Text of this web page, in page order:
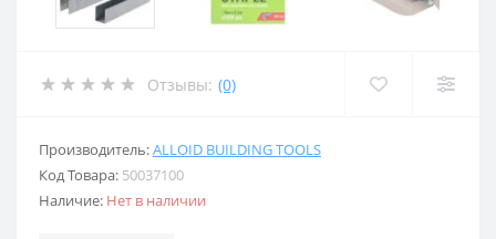
Отзывы: (0)
Производитель:ALLOID BUILDING TOOLS
Код Товара: 50037100
Наличие: Нет в наличии